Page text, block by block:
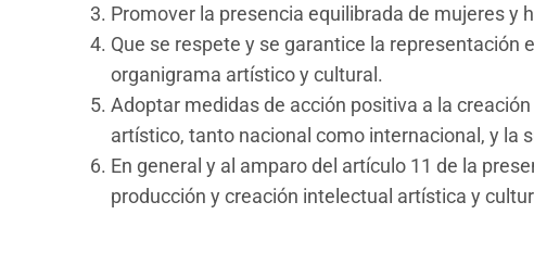
Promover la presencia equilibrada de mujeres y
Que se respete y se garantice la representación
organigrama artístico y cultural.
Adoptar medidas de acción positiva a la
artístico, tanto nacional como internacional, y la
En general y al amparo del artículo 11 de la
producción y creación intelectual artística y